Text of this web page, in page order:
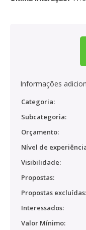
Informações
Categoria:
Subcategoria:
Orçamento:
Nível de
Visibilidade:
Propostas:
Propostas excluídas:
Interessados:
Valor Mínimo: